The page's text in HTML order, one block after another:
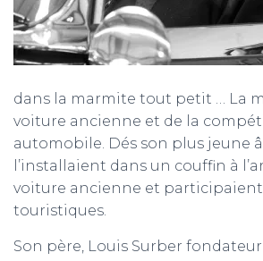
dans la marmite tout petit … La
voiture ancienne et de la
automobile. Dés son plus jeune
l’installaient dans un couffin à
voiture ancienne et participaient
touristiques.
Son père, Louis Surber fondateur